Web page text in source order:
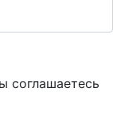
соглашаетесь